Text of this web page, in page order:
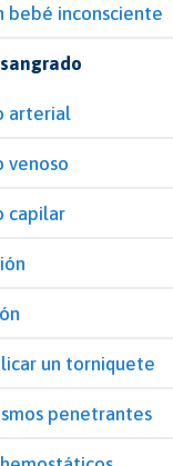
bebé inconsciente
arterial
venoso
capilar
un torniquete
penetrantes